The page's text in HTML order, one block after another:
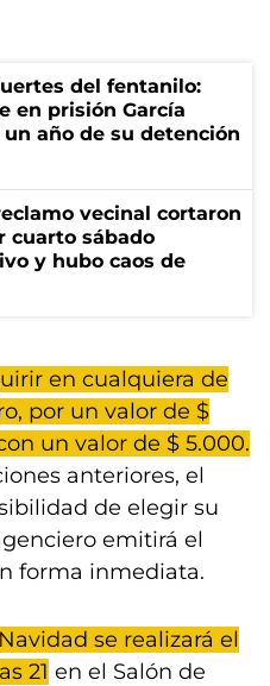
del fentanilo:
en prisión García
un año de su detención
vecinal cortaron
cuarto sábado
y hubo caos de
en cualquiera de
por un valor de $
un valor de $ 5.000.
anteriores, el
de elegir su
emitirá el
forma inmediata.
se realizará el
21 en el Salón de